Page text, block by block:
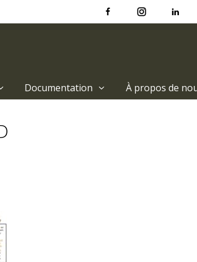
Documentation À propos de